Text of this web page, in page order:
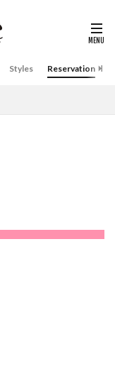
Styles Reservation